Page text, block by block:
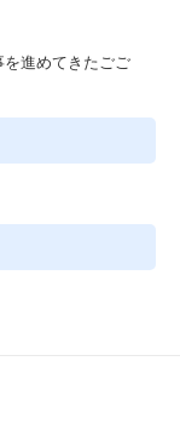
を進めてきたごご